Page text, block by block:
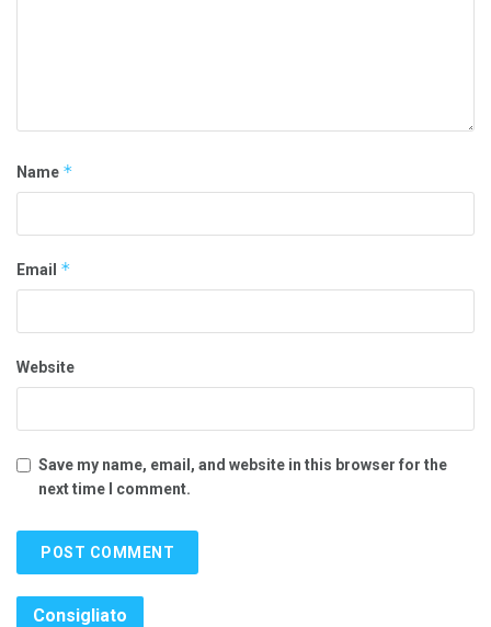
Name *
Email *
Website
Save my name, email, and website in this browser for the
next time I comment.
Consigliato